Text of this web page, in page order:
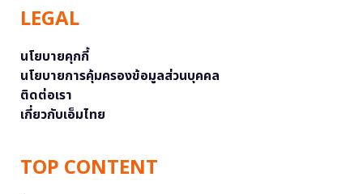
LEGAL
นโยบายคุกกี้
นโยบายการคุ้มครองข้อมูลส่วนบุคคล
ติดต่อเรา
เกี่ยวกับเอ็มไทย
TOP CONTENT